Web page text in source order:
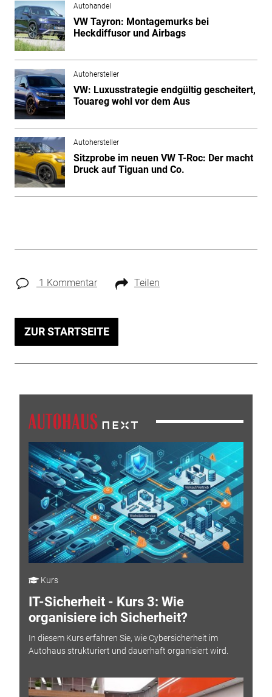
Autohandel
VW Tayron: Montagemurks bei
Heckdiffusor und Airbags
Autohersteller
VW: Luxusstrategie endgültig gescheitert,
Touareg wohl vor dem Aus
Autohersteller
Sitzprobe im neuen VW T-Roc: Der macht
Druck auf Tiguan und Co.
1 Kommentar Teilen
ZUR STARTSEITE
Kurs
IT-Sicherheit - Kurs 3: Wie
organisiere ich Sicherheit?
In diesem Kurs erfahren Sie, wie Cybersicherheit im
Autohaus strukturiert und dauerhaft organisiert wird.